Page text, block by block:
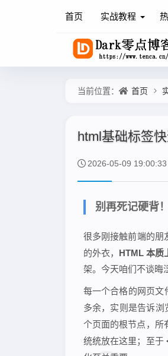
首页 实战教程
当前位置： 首页
html基础标签
2026-05-09 19:00:33
别再死记硬背
很多刚接触前端的朋
的外衣， HTML 本质
架。今天咱们不谈晦
每一个合格的网页文
多余，实则是告诉
个页面的根节点，
统统放在这里；至于